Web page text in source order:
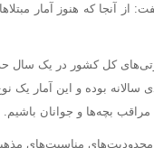
از آنجا که هنوز آمار
سالانه بوده و این آمار یک
بچه‌ها و جوانان باشیم.
مناسبت‌های